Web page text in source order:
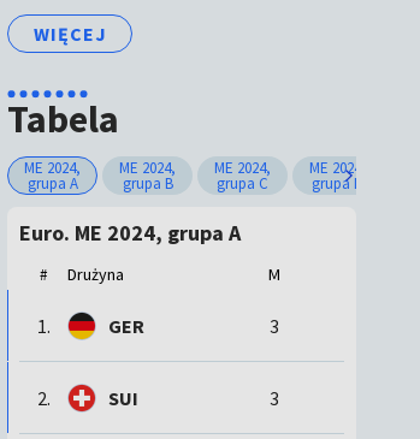
WIĘCEJ
Tabela
ME 2024,
grupa A
ME 2024,
grupa B
ME 2024,
grupa C
ME 2024,
grupa D
Euro. ME 2024, grupa A
# Drużyna M
1. GER 3
2. SUI 3